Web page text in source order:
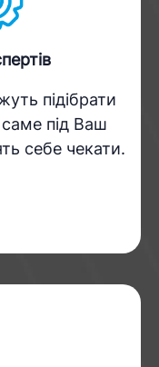
підібрати
під Ваш
себе чекати.